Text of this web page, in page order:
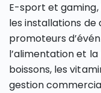
E-sport et
les installations
promoteurs
l’alimentation et
boissons, les
gestion